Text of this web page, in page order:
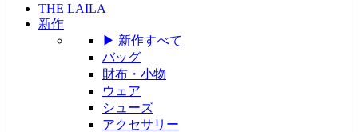
THE LAILA
新作
▶ 新作すべて
バッグ
財布・小物
ウェア
シューズ
アクセサリー